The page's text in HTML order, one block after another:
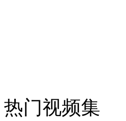
走！跟着总书记去植树
热门视频集